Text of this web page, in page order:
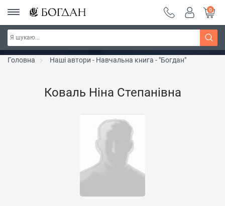
Серія "Чейзіана" ~ знижка 20%
0
Головна Наші автори - Навчальна книга - "Богдан"
Коваль Ніна Степанівна